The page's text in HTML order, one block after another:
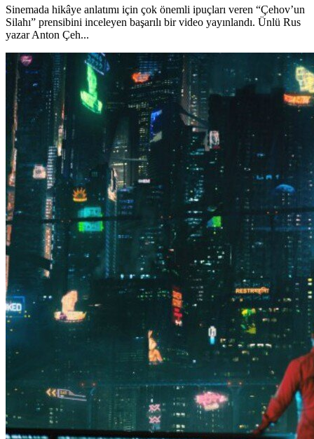
Sinemada hikâye anlatımı için çok önemli ipuçları veren “Çehov’un
Silahı” prensibini inceleyen başarılı bir video yayınlandı. Ünlü Rus
yazar Anton Çeh...